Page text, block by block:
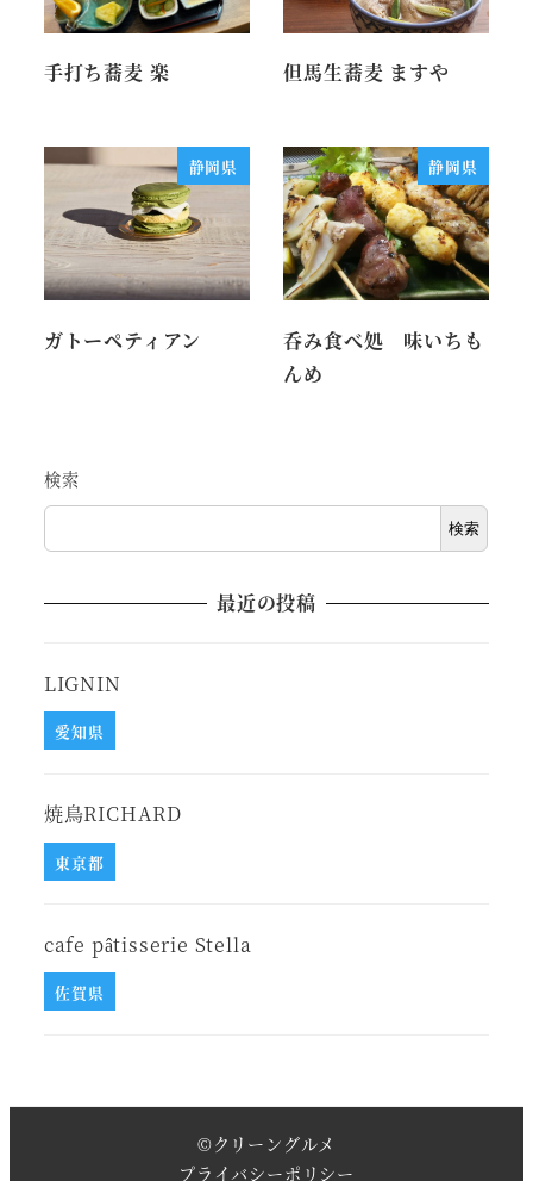
手打ち蕎麦 楽 但馬生蕎麦 ますや
静岡県
ガトーペティアン
静岡県
呑み食べ処 味いちも
んめ
検索
検索
最近の投稿
LIGNIN
愛知県
焼鳥RICHARD
東京都
cafe pâtisserie Stella
佐賀県
©クリーングルメ
プライバシーポリシー